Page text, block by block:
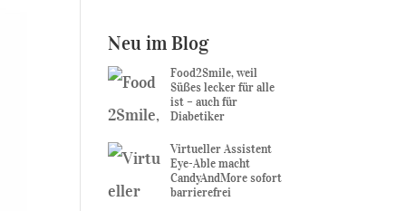
Neu im Blog
Food2Smile, weil
Süßes lecker für alle
ist – auch für
Diabetiker
Virtueller Assistent
Eye-Able macht
CandyAndMore sofort
barrierefrei